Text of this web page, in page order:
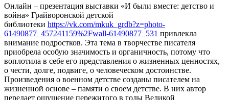
Онлайн – презентация выставки «И были вместе: детство и
война» Грайворонской детской
библиотеки https://vk.com/mkuk_grdb?z=photo-
61490877_457241159%2Fwall-61490877_531 привлекла
внимание подростков. Эта тема в творчестве писателя
приобрела особую значимость и органичность, потому что
воплотила в себе его представления о жизненных ценностях,
о чести, долге, подвиге, о человеческом достоинстве.
Произведения о военном детстве созданы писателем на
жизненной основе – памяти о своем детстве. В них автор
передает ощущение пережитого в годы Великой